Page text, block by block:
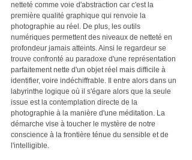
netteté comme voie d'abstraction car c'est la
première qualité graphique qui renvoie la
photographie au réel. De plus, les outils
numériques permettent des niveaux de netteté en
profondeur jamais atteints. Ainsi le regardeur se
trouve confronté au paradoxe d'une représentation
parfaitement nette d'un objet réel mais difficile à
identifier, voire indéchiffrable. Il entre alors dans un
labyrinthe logique où il s'égare alors que la seule
issue est la contemplation directe de la
photographie à la manière d'une méditation. La
démarche vise à toucher le mystère de notre
conscience à la frontière ténue du sensible et de
l'intelligible.